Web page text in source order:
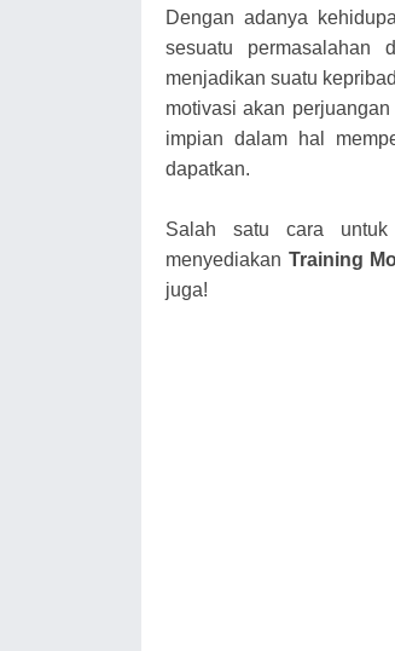
Dengan adanya
sesuatu permasalahan
menjadikan suatu
motivasi akan
impian dalam hal
dapatkan.
Salah satu cara untuk
menyediakan Training
juga!